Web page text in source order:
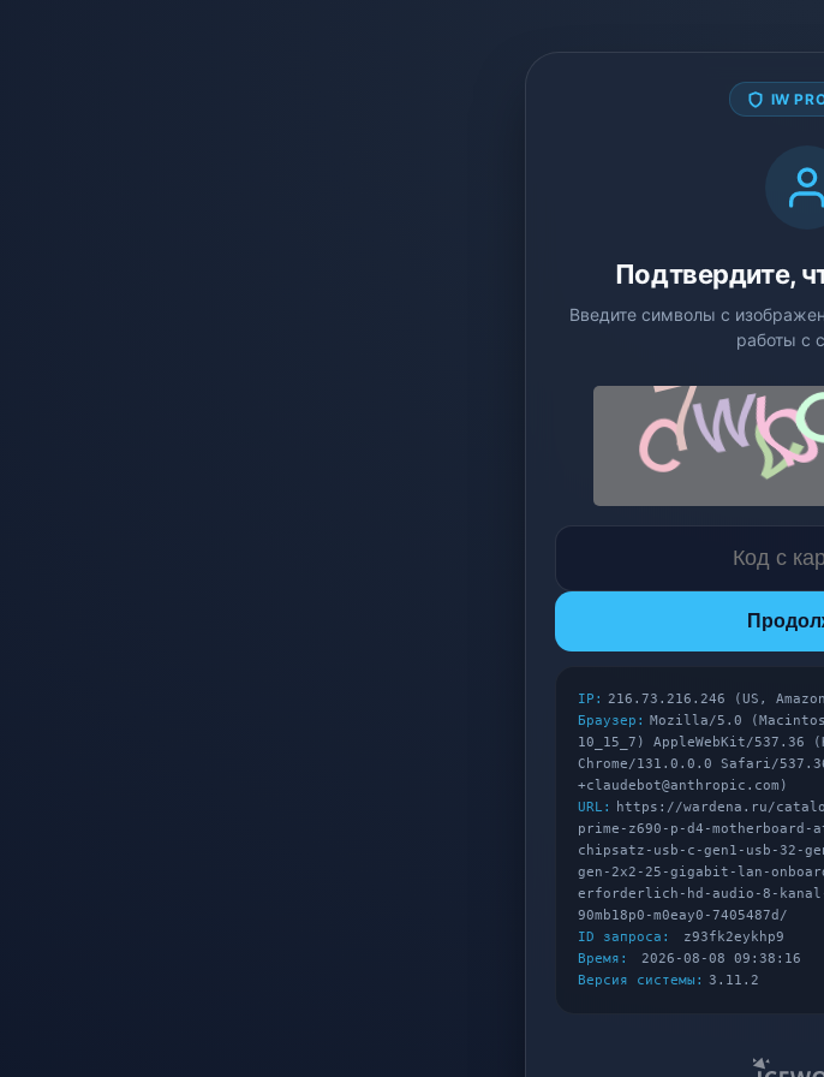
IW
Подтвердите,
Введите символы с
работы с
IP: 216.73.216.246 (US,
Браузер: Mozilla/5.0
10_15_7) AppleWebKit/537.36
Chrome/131.0.0.0 Safari/
+claudebot@anthropic.com)
URL:
https://wardena.ru/
prime-z690-p-d4-motherboard-
chipsatz-usb-c-gen1-usb-32-
gen-2x2-25-gigabit-lan-
erforderlich-hd-audio-8-kanal-
90mb18p0-m0eay0-7405487d/
ID запроса:
z93fk2eykhp9
Время:
2026-08-08 09:38:16
Версия системы: 3.11.2